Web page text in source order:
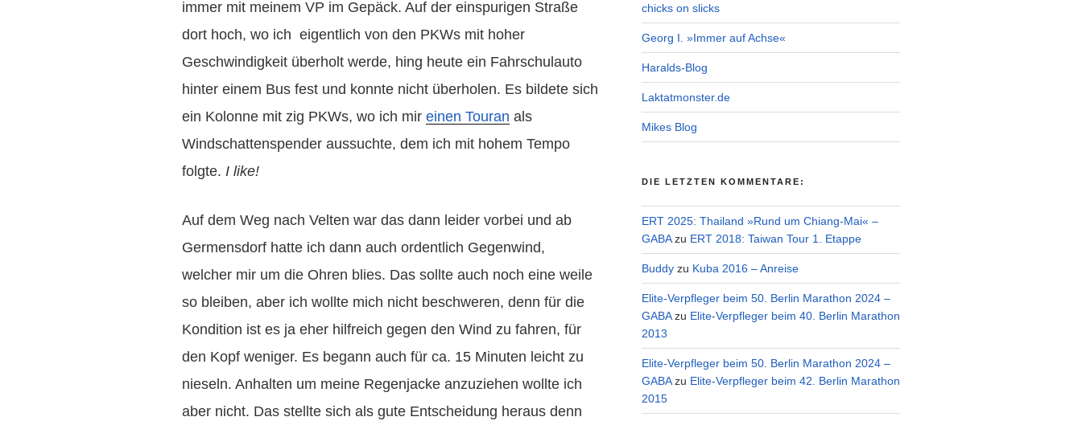
immer mit meinem VP im Gepäck. Auf der einspurigen Straße
dort hoch, wo ich eigentlich von den PKWs mit hoher
Geschwindigkeit überholt werde, hing heute ein Fahrschulauto
hinter einem Bus fest und konnte nicht überholen. Es bildete sich
ein Kolonne mit zig PKWs, wo ich mir einen Touran als
Windschattenspender aussuchte, dem ich mit hohem Tempo
folgte. I like!
Auf dem Weg nach Velten war das dann leider vorbei und ab
Germensdorf hatte ich dann auch ordentlich Gegenwind,
welcher mir um die Ohren blies. Das sollte auch noch eine weile
so bleiben, aber ich wollte mich nicht beschweren, denn für die
Kondition ist es ja eher hilfreich gegen den Wind zu fahren, für
den Kopf weniger. Es begann auch für ca. 15 Minuten leicht zu
nieseln. Anhalten um meine Regenjacke anzuziehen wollte ich
aber nicht. Das stellte sich als gute Entscheidung heraus denn
chicks on slicks
Georg I. »Immer auf Achse«
Haralds-Blog
Laktatmonster.de
Mikes Blog
DIE LETZTEN KOMMENTARE:
ERT 2025: Thailand »Rund um Chiang-Mai« –
GABAzu ERT 2018: Taiwan Tour 1. Etappe
Buddyzu Kuba 2016 – Anreise
Elite-Verpfleger beim 50. Berlin Marathon 2024 –
GABAzu Elite-Verpfleger beim 40. Berlin Marathon
2013
Elite-Verpfleger beim 50. Berlin Marathon 2024 –
GABAzu Elite-Verpfleger beim 42. Berlin Marathon
2015